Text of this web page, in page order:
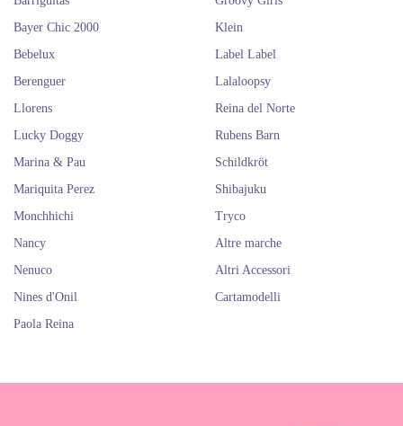
Bayer Chic 2000
Bebelux
Berenguer
Klein
Label Label
Lalaloopsy
Llorens
Lucky Doggy
Marina & Pau
Mariquita Perez
Monchhichi
Nancy
Nenuco
Nines d'Onil
Paola Reina
Reina del Norte
Rubens Barn
Schildkröt
Shibajuku
Tryco
Altre marche
Altri Accessori
Cartamodelli